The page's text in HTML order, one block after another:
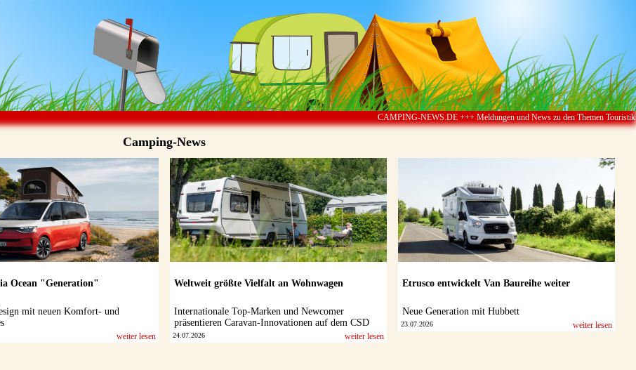
CAMPING-NEWS.DE +++ Meldungen und News zu den Themen Touristik ï¿½ Camping & Caravan
Camping-News
Ocean "Generation"
mit neuen Komfort- und
weiter lesen
Weltweit größte Vielfalt an Wohnwagen
Internationale Top-Marken und Newcomer
präsentieren Caravan-Innovationen auf dem CSD
24.07.2026 weiter lesen
Etrusco entwickelt Van Baureihe weiter
Neue Generation mit Hubbett
23.07.2026 weiter lesen